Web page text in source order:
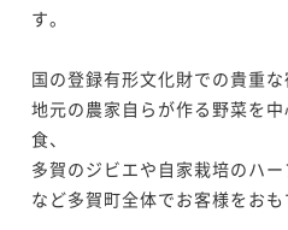
す。
国の登録有形文化財での貴重な
地元の農家自らが作る野菜を
食、
多賀のジビエや自家栽培のハ
など多賀町全体でお客様をおも